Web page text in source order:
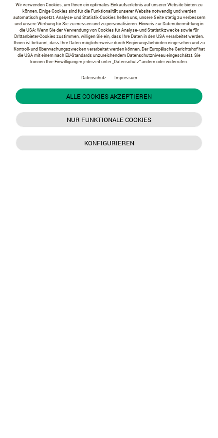
Wir verwenden Cookies, um Ihnen ein optimales Einkaufserlebnis auf unserer Website bieten zu
können. Einige Cookies sind für die Funktionalität unserer Website notwendig und werden
automatisch gesetzt. Analyse- und Statistik-Cookies helfen uns, unsere Seite stetig zu verbessern
und unsere Werbung für Sie zu messen und zu personalisieren. Hinweis zur Datenübermittlung in
die USA: Wenn Sie der Verwendung von Cookies für Analyse- und Statistikzwecke sowie für
Drittanbieter-Cookies zustimmen, willigen Sie ein, dass Ihre Daten in den USA verarbeitet werden.
Ihnen ist bekannt, dass Ihre Daten möglicherweise durch Regierungsbehörden eingesehen und zu
Kontroll- und überwachungszwecken verarbeitet werden können. Der Europäische Gerichtshof hat
die USA mit einem nach EU-Standards unzureichendem Datenschutzniveau eingeschätzt. Sie
können Ihre Einwilligungen jederzeit unter „Datenschutz“ ändern oder widerrufen.
Datenschutz Impressum
ALLE COOKIES AKZEPTIEREN
NUR FUNKTIONALE COOKIES
KONFIGURIEREN